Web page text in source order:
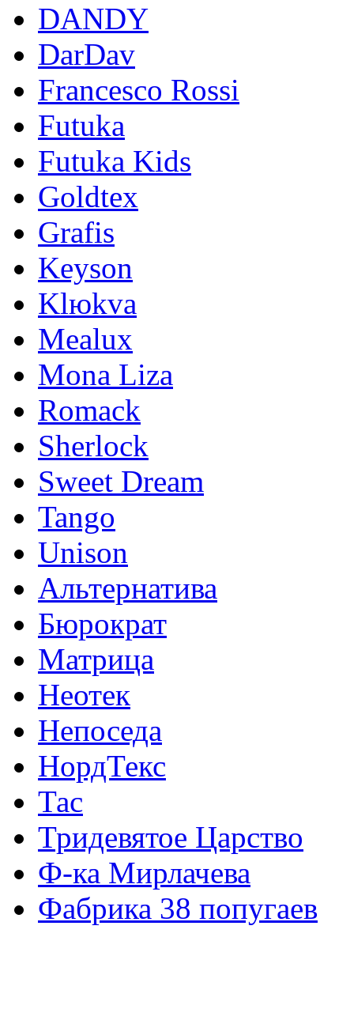
DANDY
DarDav
Francesco Rossi
Futuka
Futuka Kids
Goldtex
Grafis
Keyson
Klюkva
Mealux
Mona Liza
Romack
Sherlock
Sweet Dream
Tango
Unison
Альтернатива
Бюрократ
Матрица
Неотек
Непоседа
НордТекс
Тас
Тридевятое Царство
Ф-ка Мирлачева
Фабрика 38 попугаев